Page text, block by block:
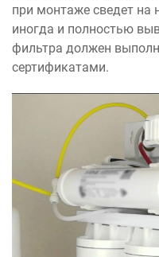
при монтаже сведет на
иногда и полностью
фильтра должен
сертификатами.